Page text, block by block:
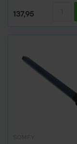
137,95
SOMFY